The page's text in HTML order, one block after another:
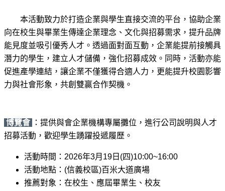
本活動致力於打造企業與學生直接交流的平台，協助企業
向在校生與畢業生傳達企業理念、文化與招募需求，提升品牌
能見度並吸引優秀人才。透過面對面互動，企業能提前接觸具
潛力的學生，建立人才儲備，強化招募成效。同時，活動亦能
促進產學連結，讓企業不僅獲得合適人力，更能提升校園影響
力與社會形象，共創雙贏合作契機。
博覽會 ：提供與會企業機構專屬攤位，進行公司說明與人才
招募活動，歡迎學生踴躍投遞履歷。
活動時間：2026年3月19日(四)10:00~16:00
活動地點：(信義校區)百米大道廣場
推薦對象：在校生、應屆畢業生、校友